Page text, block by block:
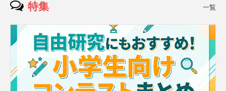
特集 一覧